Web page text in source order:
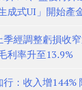
成式UI」開始產
季經調整虧損收
利率升至13.9%
行：收入增144%